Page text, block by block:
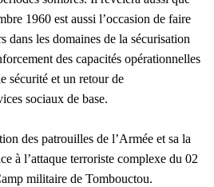
1960 est aussi l’occasion de faire
dans les domaines de la sécurisation
des capacités opérationnelles
sécurité et un retour de
sociaux de base.
des patrouilles de l’Armée et sa la
à l’attaque terroriste complexe du 02
militaire de Tombouctou.